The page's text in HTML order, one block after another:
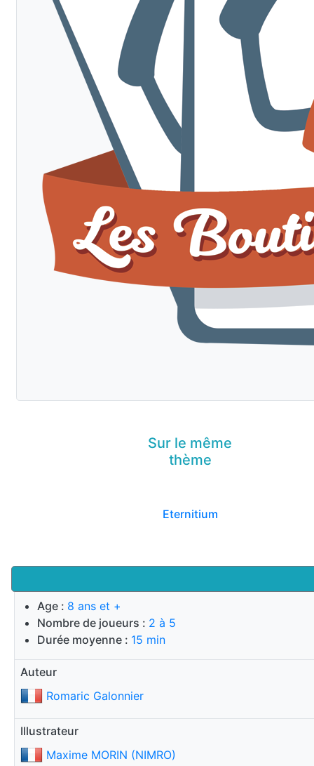
Age : 8 ans et +
Nombre de joueurs : 2 à 5
Durée moyenne : 15 min
Auteur
Romaric Galonnier
Illustrateur
Maxime MORIN (NIMRO)
Sur le même
thème
Eternitium